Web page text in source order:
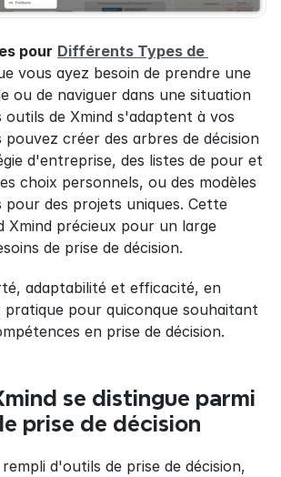
pour Différents Types de
vous ayez besoin de prendre une
ou de naviguer dans une situation
outils de Xmind s'adaptent à vos
pouvez créer des arbres de décision
d'entreprise, des listes de pour et
choix personnels, ou des modèles
pour des projets uniques. Cette
Xmind précieux pour un large
de prise de décision.
adaptabilité et efficacité, en
pour quiconque souhaitant
en prise de décision.
se distingue parmi
prise de décision
d'outils de prise de décision,